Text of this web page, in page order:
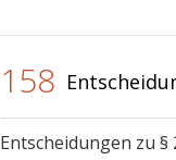
158
Entscheidungen zu §